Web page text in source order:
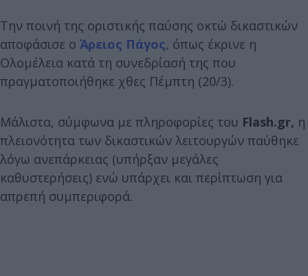
Την ποινή της οριστικής παύσης οκτώ δικαστικών
αποφάσισε ο Άρειος Πάγος, όπως έκρινε η
Ολομέλεια κατά τη συνεδρίασή της που
πραγματοποιήθηκε χθες Πέμπτη (20/3).
Μάλιστα, σύμφωνα με πληροφορίες του Flash.gr, η
πλειονότητα των δικαστικών λειτουργών παύθηκε
λόγω ανεπάρκειας (υπήρξαν μεγάλες
καθυστερήσεις) ενώ υπάρχει και περίπτωση για
απρεπή συμπεριφορά.